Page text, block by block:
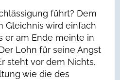
führt? Dem
Gleichnis wird einfach
er am Ende meinte in
Lohn für seine Angst
steht vor dem Nichts.
wie die des